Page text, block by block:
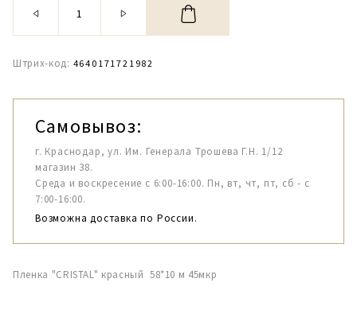
Штрих-код: 4640171721982
Самовывоз:
г. Краснодар, ул. Им. Генерала Трошева Г.Н. 1/12
магазин 38.
Среда и воскресение с 6:00-16:00. Пн, вт, чт, пт, сб - с
7:00-16:00.
Возможна доставка по России.
Пленка "CRISTAL" красный 58*10 м 45мкр